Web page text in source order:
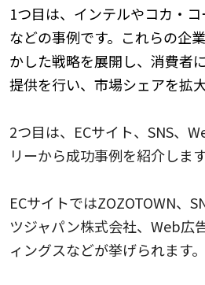
1つ目は、 インテルやコカ・
などの事例です。これらの企
かした戦略を展開し、消費者
提供を行い、市場シェアを拡大
2つ目は、 ECサイト、SNS、
リーから成功事例を紹介します
ECサイトではZOZOTOWN、
ツジャパン株式会社、Web広
ィングスなどが挙げられます。